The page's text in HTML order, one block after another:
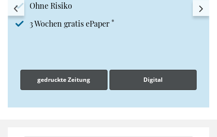
Ohne Risiko
3 Wochen gratis ePaper *
gedruckte Zeitung Digital